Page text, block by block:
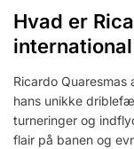
Hvad er
Ricardo
hans unikke
turneringer og
flair på banen og